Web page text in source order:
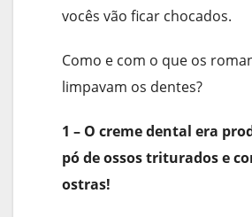
vocês vão ficar chocados.
Como e com o que os
limpavam os dentes?
1 – O creme dental era
pó de ossos triturados e
ostras!